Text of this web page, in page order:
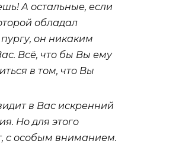
А остальные, если
обладал
он никаким
Всё, что бы Вы ему
в том, что Вы
в Вас искренний
Но для этого
с особым вниманием.